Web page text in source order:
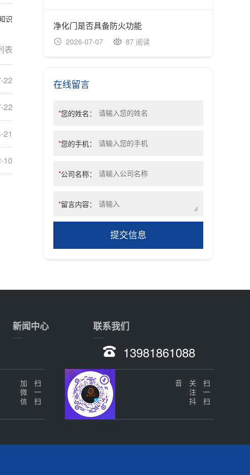
识
表
22
22
21
10
净化门是否具备防火功能
2026-07-07 87 阅读
在线留言
*您的姓名：
*您的手机：
*公司名称：
*留言内容：
提交信息
新闻中心 联系我们
13981861088
扫一扫
加微信 扫一扫
关
注
抖
音